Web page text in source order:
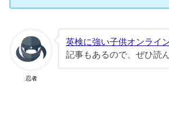
忍者
英検に強い子供オンライ
記事もあるので、ぜひ読